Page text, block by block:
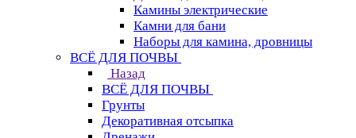
Камины электрические
Камни для бани
Наборы для камина, дровницы
ВСЁ ДЛЯ ПОЧВЫ
Назад
ВСЁ ДЛЯ ПОЧВЫ
Грунты
Декоративная отсыпка